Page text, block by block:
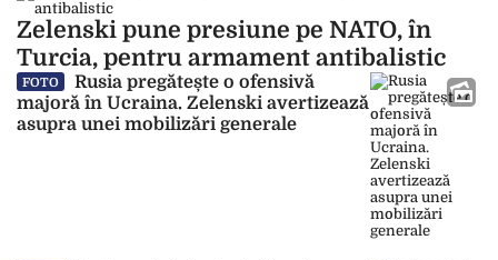
Zelenski pune presiune pe NATO, în
Turcia, pentru armament antibalistic
FOTO
Rusia pregătește o ofensivă
majoră în Ucraina. Zelenski avertizează
asupra unei mobilizări generale